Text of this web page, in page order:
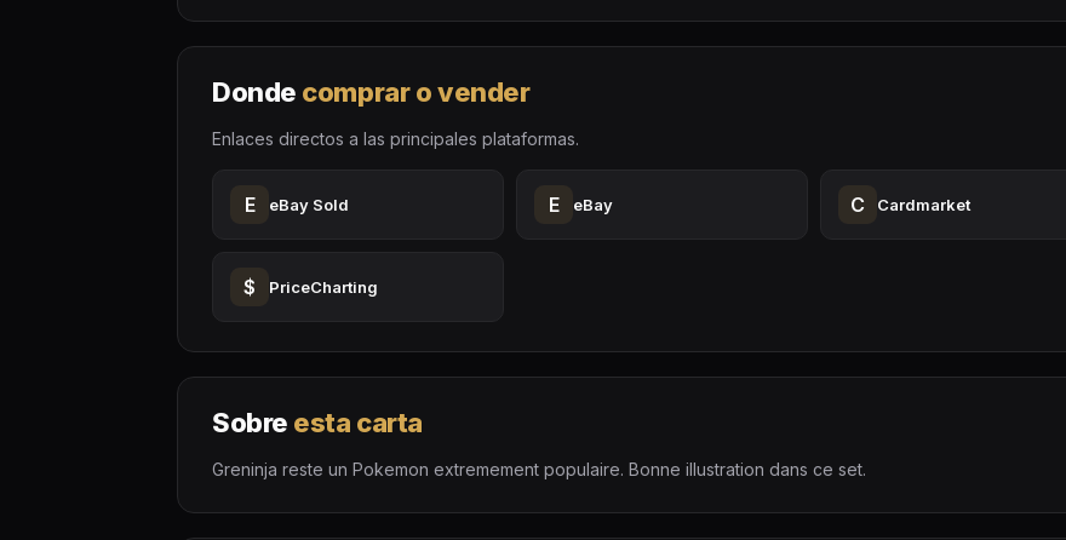
Donde comprar o vender
Enlaces directos a las principales plataformas.
E eBay Sold E eBay C Cardmarket
$ PriceCharting
Sobre esta carta
Greninja reste un Pokemon extremement populaire. Bonne illustration dans ce set.